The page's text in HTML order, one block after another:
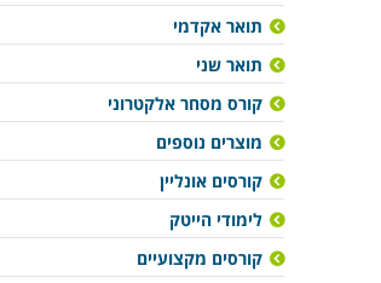
תואר אקדמי
תואר שני
קורס מסחר אלקטרוני
מוצרים נוספים
קורסים אונליין
לימודי הייטק
קורסים מקצועיים